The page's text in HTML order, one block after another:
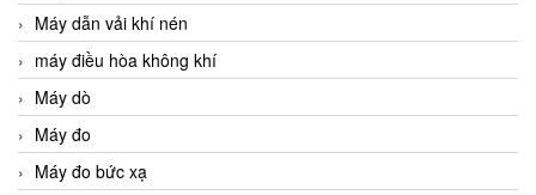
Máy dẫn vải khí nén
máy điều hòa không khí
Máy dò
Máy đo
Máy đo bức xạ